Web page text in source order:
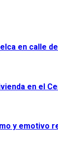
en calle
en el
y emotivo